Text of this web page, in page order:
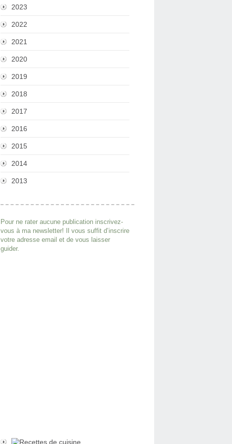
2023
2022
2021
2020
2019
2018
2017
2016
2015
2014
2013
Pour ne rater aucune publication inscrivez-
vous à ma newsletter! Il vous suffit d’inscrire
votre adresse email et de vous laisser
guider.